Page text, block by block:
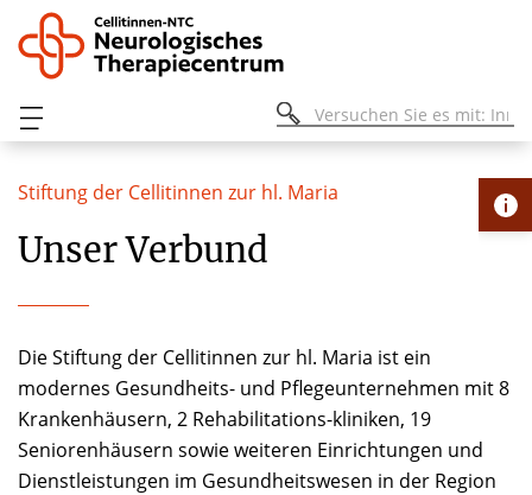
Stiftung der Cellitinnen zur hl. Maria
Unser Verbund
Die Stiftung der Cellitinnen zur hl. Maria ist ein
modernes Gesundheits- und Pflegeunternehmen mit 8
Krankenhäusern, 2 Rehabilitations-kliniken, 19
Seniorenhäusern sowie weiteren Einrichtungen und
Dienstleistungen im Gesundheitswesen in der Region